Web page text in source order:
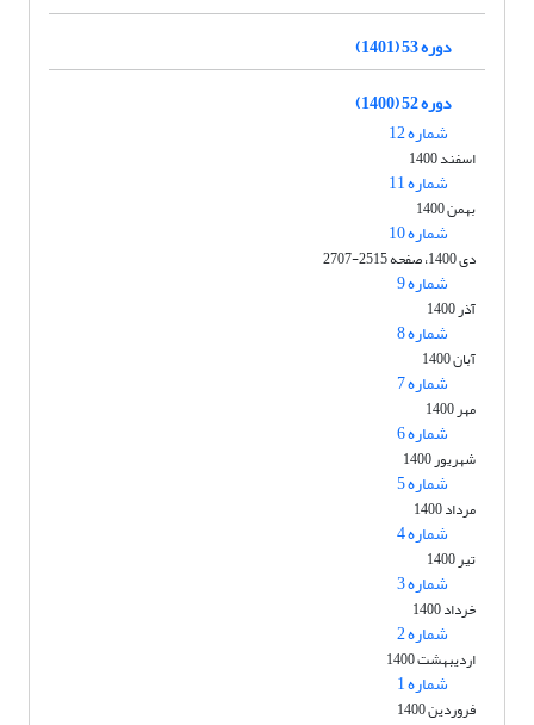
دوره 53 (1401)
دوره 52 (1400)
شماره 12
اسفند 1400
شماره 11
بهمن 1400
شماره 10
دی 1400، صفحه 2515-2707
شماره 9
آذر 1400
شماره 8
آبان 1400
شماره 7
مهر 1400
شماره 6
شهریور 1400
شماره 5
مرداد 1400
شماره 4
تیر 1400
شماره 3
خرداد 1400
شماره 2
اردیبهشت 1400
شماره 1
فروردین 1400